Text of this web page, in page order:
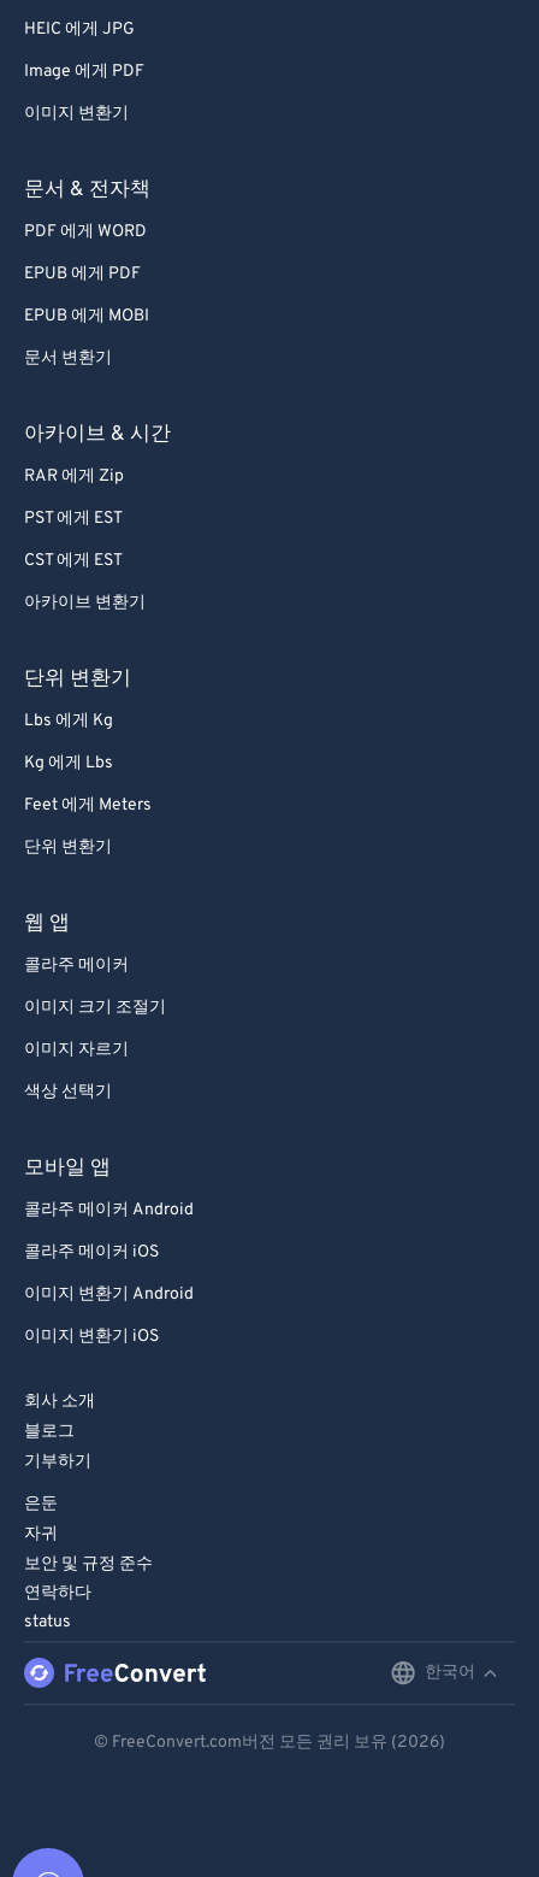
HEIC 에게 JPG
Image 에게 PDF
이미지 변환기
문서 & 전자책
PDF 에게 WORD
EPUB 에게 PDF
EPUB 에게 MOBI
문서 변환기
아카이브 & 시간
RAR 에게 Zip
PST 에게 EST
CST 에게 EST
아카이브 변환기
단위 변환기
Lbs 에게 Kg
Kg 에게 Lbs
Feet 에게 Meters
단위 변환기
웹 앱
콜라주 메이커
이미지 크기 조절기
이미지 자르기
색상 선택기
모바일 앱
콜라주 메이커 Android
콜라주 메이커 iOS
이미지 변환기 Android
이미지 변환기 iOS
회사 소개
블로그
기부하기
은둔
자귀
보안 및 규정 준수
연락하다
status
한국어
© FreeConvert.com버전 모든 권리 보유 (2026)